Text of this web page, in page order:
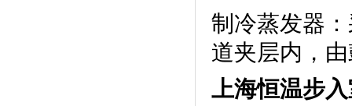
制冷蒸发器
道夹层内
上海恒温步